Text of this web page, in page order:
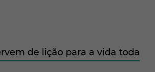
de lição para a vida toda